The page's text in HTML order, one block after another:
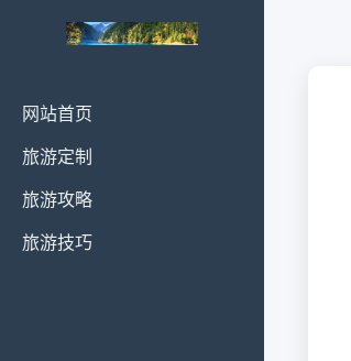
网站首页
旅游定制
旅游攻略
旅游技巧